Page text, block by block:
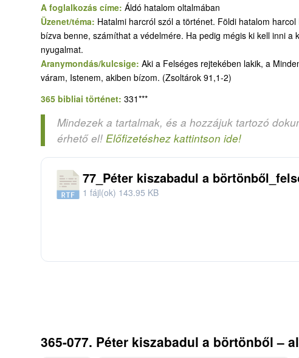
A foglalkozás címe: Áldó hatalom oltalmában
Üzenet/téma: Hatalmi harcról szól a történet. Földi hatalom
bízva benne, számíthat a védelmére. Ha pedig mégis ki kell inni
nyugalmat.
Aranymondás/kulcsige: Aki a Felséges rejtekében lakik, a
váram, Istenem, akiben bízom. (Zsoltárok 91,1-2)
365 bibliai történet: 331***
Mindezek a tartalmak, és a hozzájuk tartozó
érhető el! Előfizetéshez kattintson ide!
77_Péter kiszabadul a
1 fájl(ok) 143.95 KB
365-077. Péter kiszabadul a börtönből –